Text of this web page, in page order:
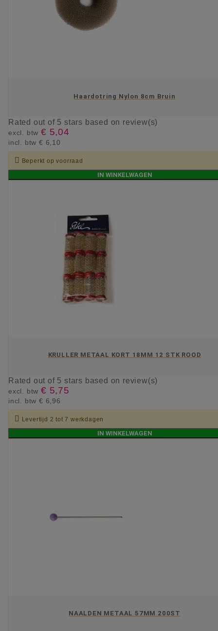
Haardotring Nylon 8cm Bruin
Rated out of 5 stars based on review(s)
excl. btw € 5,04
incl. btw € 6,10
 Beperkt op voorraad
IN WINKELWAGEN
KRULLER METAAL KORT 18MM 12 STK ROOD
Rated out of 5 stars based on review(s)
excl. btw € 5,75
incl. btw € 6,96
 Levertijd 2 tot 7 werkdagen
IN WINKELWAGEN
NAALDEN METAAL 57MM 200ST